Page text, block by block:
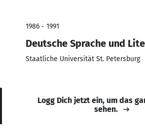
1986 - 1991
Deutsche Sprache und
Staatliche Universität St. Petersburg
Logg Dich jetzt ein, um das
sehen.